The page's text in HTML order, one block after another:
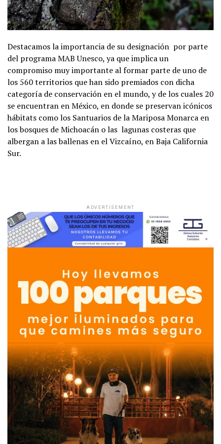
Destacamos la importancia de su designación por parte
del programa MAB Unesco, ya que implica un
compromiso muy importante al formar parte de uno de
los 560 territorios que han sido premiados con dicha
categoría de conservación en el mundo, y de los cuales 20
se encuentran en México, en donde se preservan icónicos
hábitats como los Santuarios de la Mariposa Monarca en
los bosques de Michoacán o las lagunas costeras que
albergan a las ballenas en el Vizcaíno, en Baja California
Sur.
ADVERTISEMENT